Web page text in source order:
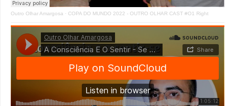
Outro Olhar Amargosa · COPA DO MUNDO 2022 - OUTRO OLHAR CAST #O1 Right